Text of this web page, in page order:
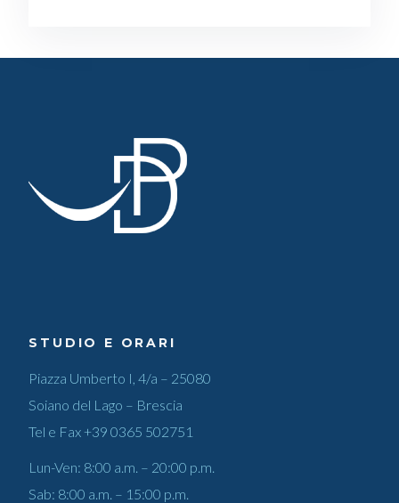
STUDIO E ORARI
Piazza Umberto I, 4/a – 25080
Soiano del Lago – Brescia
Tel e Fax+39 0365 502751
Lun-Ven: 8:00 a.m. – 20:00 p.m.
Sab: 8:00 a.m. – 15:00 p.m.